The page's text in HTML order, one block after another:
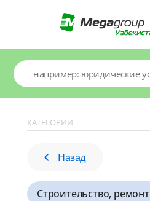
КАТЕГОРИИ
Назад
Строительство, ремонт